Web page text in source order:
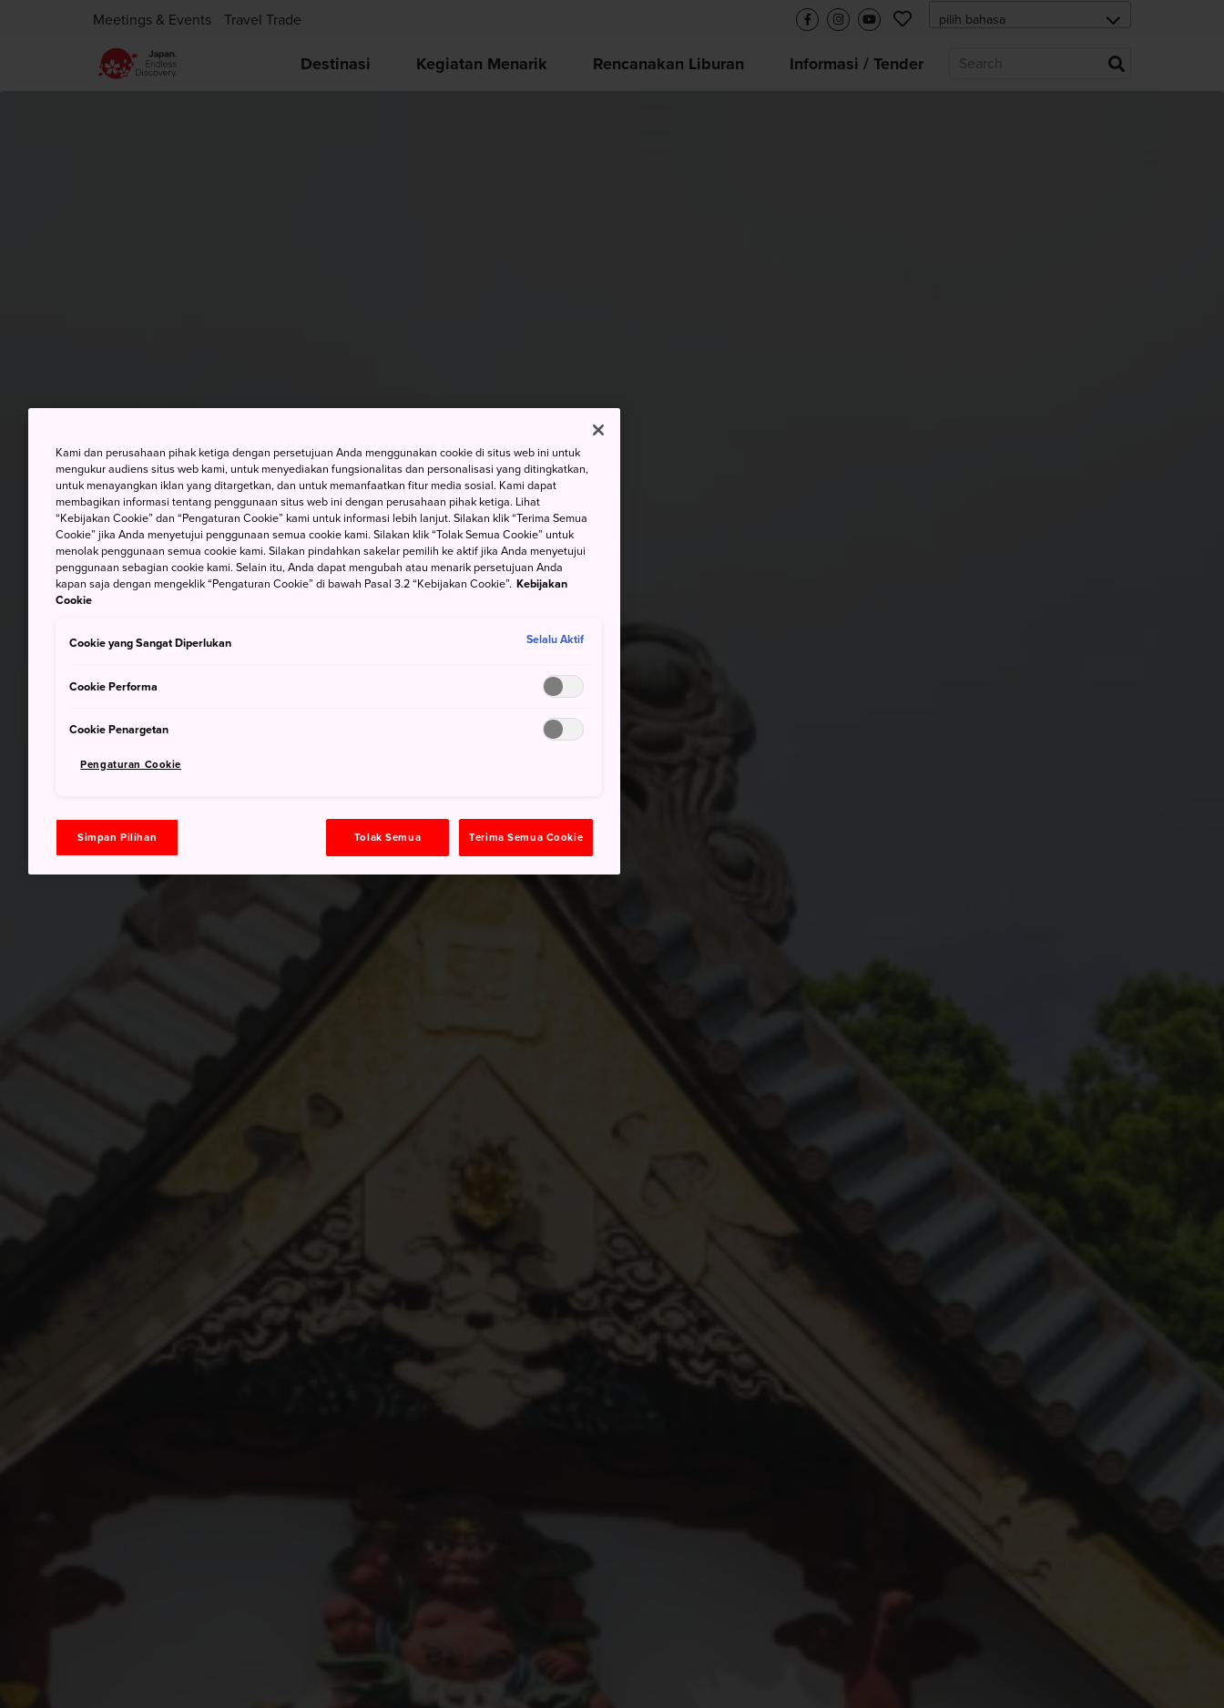
Meetings & Events Travel Trade
Destinasi Kegiatan Menarik Rencanakan Liburan Informasi / Tender
Kami dan perusahaan pihak ketiga dengan persetujuan Anda menggunakan cookie di situs web ini untuk
mengukur audiens situs web kami, untuk menyediakan fungsionalitas dan personalisasi yang ditingkatkan,
untuk menayangkan iklan yang ditargetkan, dan untuk memanfaatkan fitur media sosial. Kami dapat
membagikan informasi tentang penggunaan situs web ini dengan perusahaan pihak ketiga. Lihat
“Kebijakan Cookie” dan “Pengaturan Cookie” kami untuk informasi lebih lanjut. Silakan klik “Terima Semua
Cookie” jika Anda menyetujui penggunaan semua cookie kami. Silakan klik “Tolak Semua Cookie” untuk
menolak penggunaan semua cookie kami. Silakan pindahkan sakelar pemilih ke aktif jika Anda menyetujui
penggunaan sebagian cookie kami. Selain itu, Anda dapat mengubah atau menarik persetujuan Anda
kapan saja dengan mengeklik “Pengaturan Cookie” di bawah Pasal 3.2 “Kebijakan Cookie”. Kebijakan
Cookie
Cookie yang Sangat Diperlukan Selalu Aktif
Cookie Performa
Cookie Penargetan
Pengaturan Cookie
Simpan Pilihan Tolak Semua Terima Semua Cookie